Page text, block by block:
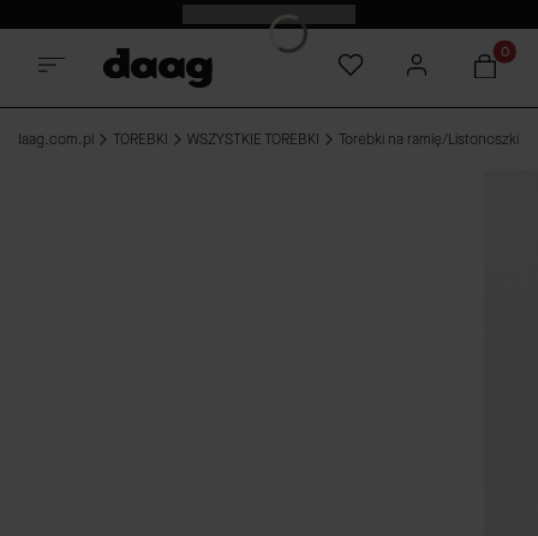
Odkryj nowości -15%
e-daag.com.pl TOREBKI WSZYSTKIE TOREBKI Torebki na ramię/Listonoszki